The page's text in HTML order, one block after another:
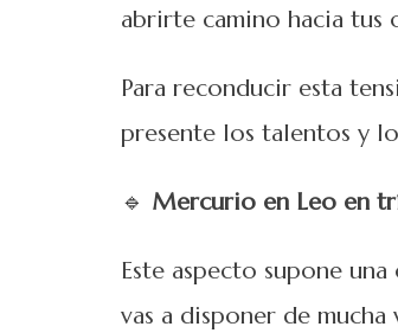
abrirte camino hacia tus
Para reconducir esta
presente los talentos y
🔹 Mercurio en Leo en
Este aspecto supone
vas a disponer de